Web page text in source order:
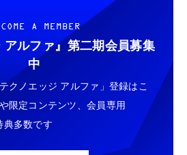
A MEMBER
アルファ』 第二期会員募集
中
クノエッジ アルファ」登録はこ
限定コンテンツ、会員専用
典多数です